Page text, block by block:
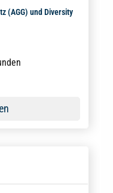
(AGG) und Diversity